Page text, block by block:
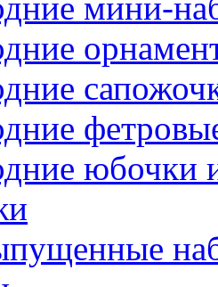
мини-
юбочки